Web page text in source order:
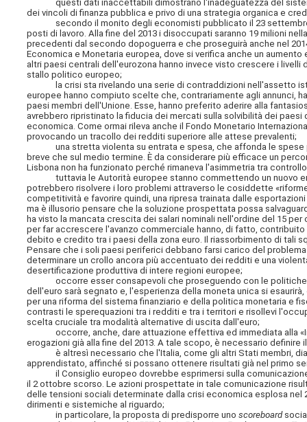
questi dati inaccettabili dimostrano l'inadeguatezza del
dei vincoli di finanza pubblica e privo di una strategia organica e
secondo il monito degli economisti pubblicato il 23
posti di lavoro. Alla fine del 2013 i disoccupati saranno 19 milioni
precedenti dal secondo dopoguerra e che proseguirà anche nel
Economica e Monetaria europea, dove si verifica anche un
altri paesi centrali dell'eurozona hanno invece visto crescere i
stallo politico europeo;
la crisi sta rivelando una serie di contraddizioni nell'assetto
europee hanno compiuto scelte che, contrariamente agli annunci,
paesi membri dell'Unione. Esse, hanno preferito aderire alla
avrebbero ripristinato la fiducia dei mercati sulla solvibilità dei
economica. Come ormai rileva anche il Fondo Monetario
provocando un tracollo dei redditi superiore alle attese prevalenti;
una stretta violenta su entrata e spesa, che affonda le spese
breve che sul medio termine. È da considerare più efficace un
Lisbona non ha funzionato perché rimaneva l'asimmetria tra
tuttavia le Autorità europee stanno commettendo un nuovo
potrebbero risolvere i loro problemi attraverso le cosiddette
competitività e favorire quindi, una ripresa trainata dalle
ma è illusorio pensare che la soluzione prospettata possa
ha visto la mancata crescita dei salari nominali nell'ordine del 15
per far accrescere l'avanzo commerciale hanno, di fatto,
debito e credito tra i paesi della zona euro. Il riassorbimento di tali
Pensare che i soli paesi periferici debbano farsi carico del
determinare un crollo ancora più accentuato dei redditi e una
desertificazione produttiva di intere regioni europee;
occorre esser consapevoli che proseguendo con le politiche di
dell'euro sarà segnato e, l'esperienza della moneta unica si
per una riforma del sistema finanziario e della politica monetaria e
contrasti le sperequazioni tra i redditi e tra i territori e risollevi
scelta cruciale tra modalità alternative di uscita dall'euro;
occorre, anche, dare attuazione effettiva ed immediata alla
erogazioni già alla fine del 2013. A tale scopo, è necessario definire
è altresì necessario che l'Italia, come gli altri Stati membri, dia
apprendistato, affinché si possano ottenere risultati già nel primo
il Consiglio europeo dovrebbe esprimersi sulla comunicazione
il 2 ottobre scorso. Le azioni prospettate in tale comunicazione
delle tensioni sociali determinate dalla crisi economica esplosa
dirimenti e sistemiche al riguardo;
in particolare, la proposta di predisporre unoscoreboard